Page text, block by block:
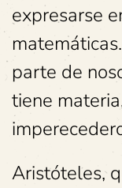
expresarse
parte de
tiene
Aristóteles,